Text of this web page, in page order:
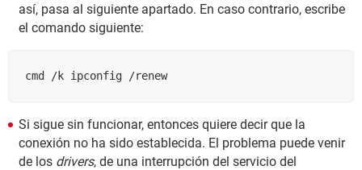
así, pasa al siguiente apartado. En caso contrario, escribe
el comando siguiente:
cmd /k ipconfig /renew
Si sigue sin funcionar, entonces quiere decir que la
conexión no ha sido establecida. El problema puede venir
de los drivers, de una interrupción del servicio del